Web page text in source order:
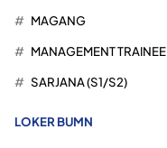
MAGANG
MANAGEMENT TRAINEE
SARJANA (S1/S2)
LOKER BUMN